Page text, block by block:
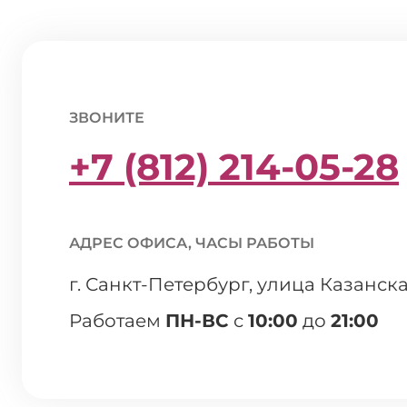
ЗВОНИТЕ
+7 (812) 214-05-28
АДРЕС ОФИСА, ЧАСЫ РАБОТЫ
г. Санкт-Петербург, улица
Работаем ПН-ВС с 10:00 до 21:00